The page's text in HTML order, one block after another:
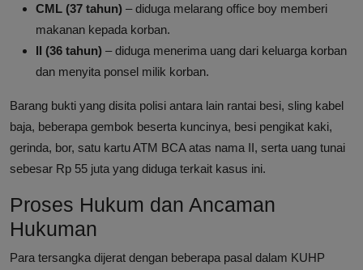
CML (37 tahun) – diduga melarang office boy memberi
makanan kepada korban.
II (36 tahun) – diduga menerima uang dari keluarga korban
dan menyita ponsel milik korban.
Barang bukti yang disita polisi antara lain rantai besi, sling kabel
baja, beberapa gembok beserta kuncinya, besi pengikat kaki,
gerinda, bor, satu kartu ATM BCA atas nama II, serta uang tunai
sebesar Rp 55 juta yang diduga terkait kasus ini.
Proses Hukum dan Ancaman
Hukuman
Para tersangka dijerat dengan beberapa pasal dalam KUHP